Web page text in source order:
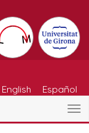
English Español